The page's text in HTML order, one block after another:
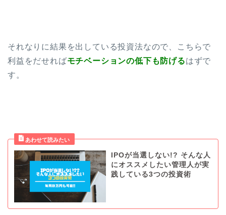
それなりに結果を出している投資法なので、こちらで
利益をだせればモチベーションの低下も防げるはずで
す。
IPOが当選しない!? そんな人
にオススメしたい管理人が実
践している3つの投資術